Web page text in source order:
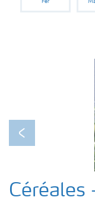
Fer
Previous
Céréales